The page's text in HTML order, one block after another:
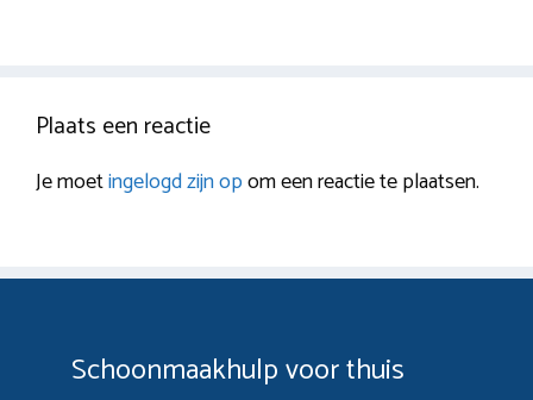
Plaats een reactie
Je moetingelogd zijn opom een reactie te plaatsen.
Schoonmaakhulp voor thuis